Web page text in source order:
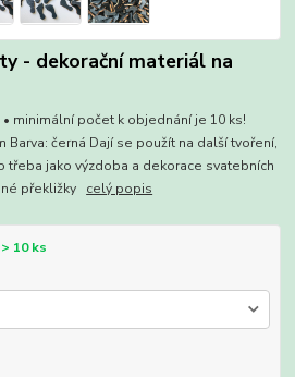
- dekorační materiál na
minimální počet k objednání je 10 ks!
Barva: černá Dají se použít na další tvoření,
třeba jako výzdoba a dekorace svatebních
překližky celý popis
10 ks